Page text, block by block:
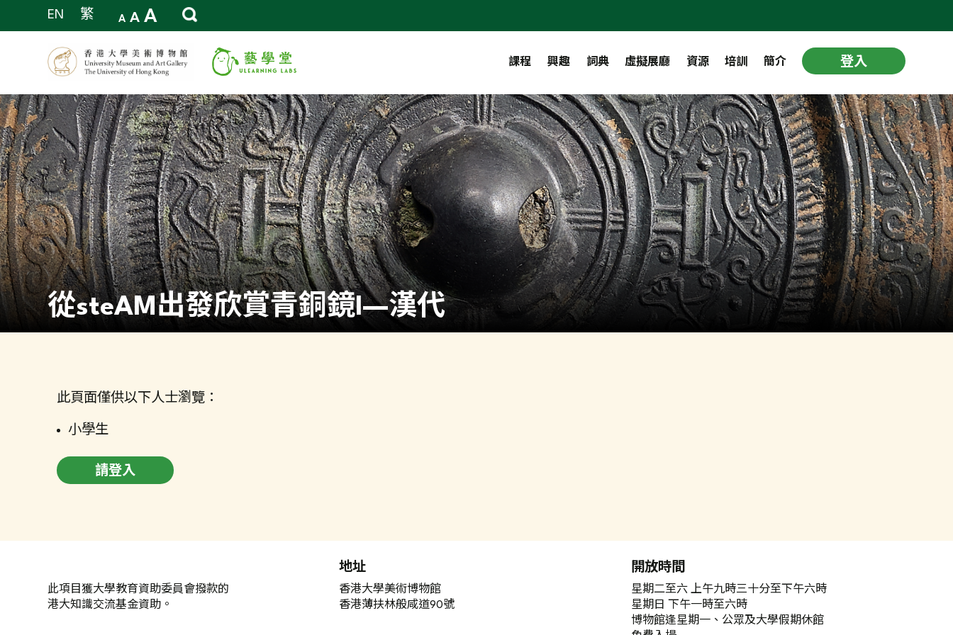
EN 繁 A A A
課程 興趣 詞典 虛擬展廳 資源 培訓 簡介 登入
從steAM出發欣賞青銅鏡I—漢代
此頁面僅供以下人士瀏覽：
小學生
請登入
此項目獲大學教育資助委員會撥款的
港大知識交流基金資助。
地址
香港大學美術博物館
香港薄扶林般咸道90號
開放時間
星期二至六 上午九時三十分至下午六時
星期日 下午一時至六時
博物館逢星期一、公眾及大學假期休館